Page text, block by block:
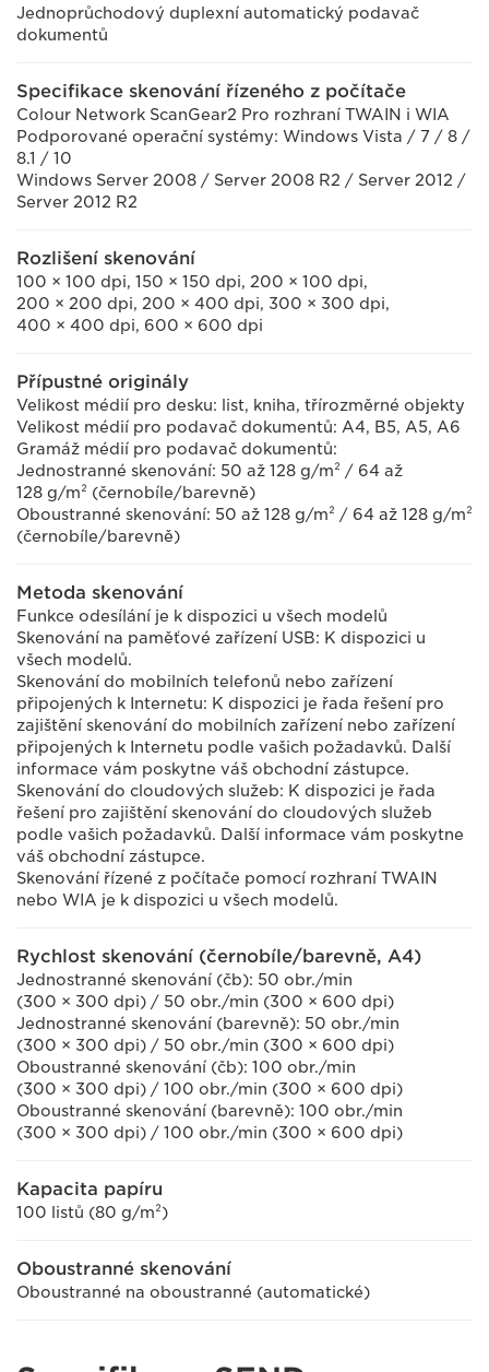
Jednoprůchodový duplexní automatický podavač
dokumentů
Specifikace skenování řízeného z počítače
Colour Network ScanGear2 Pro rozhraní TWAIN i WIA
Podporované operační systémy: Windows Vista / 7 / 8 /
8.1 / 10
Windows Server 2008 / Server 2008 R2 / Server 2012 /
Server 2012 R2
Rozlišení skenování
100 × 100 dpi, 150 × 150 dpi, 200 × 100 dpi,
200 × 200 dpi, 200 × 400 dpi, 300 × 300 dpi,
400 × 400 dpi, 600 × 600 dpi
Přípustné originály
Velikost médií pro desku: list, kniha, třírozměrné objekty
Velikost médií pro podavač dokumentů: A4, B5, A5, A6
Gramáž médií pro podavač dokumentů:
Jednostranné skenování: 50 až 128 g/m² / 64 až
128 g/m² (černobíle/barevně)
Oboustranné skenování: 50 až 128 g/m² / 64 až 128 g/m²
(černobíle/barevně)
Metoda skenování
Funkce odesílání je k dispozici u všech modelů
Skenování na paměťové zařízení USB: K dispozici u
všech modelů.
Skenování do mobilních telefonů nebo zařízení
připojených k Internetu: K dispozici je řada řešení pro
zajištění skenování do mobilních zařízení nebo zařízení
připojených k Internetu podle vašich požadavků. Další
informace vám poskytne váš obchodní zástupce.
Skenování do cloudových služeb: K dispozici je řada
řešení pro zajištění skenování do cloudových služeb
podle vašich požadavků. Další informace vám poskytne
váš obchodní zástupce.
Skenování řízené z počítače pomocí rozhraní TWAIN
nebo WIA je k dispozici u všech modelů.
Rychlost skenování (černobíle/barevně, A4)
Jednostranné skenování (čb): 50 obr./min
(300 × 300 dpi) / 50 obr./min (300 × 600 dpi)
Jednostranné skenování (barevně): 50 obr./min
(300 × 300 dpi) / 50 obr./min (300 × 600 dpi)
Oboustranné skenování (čb): 100 obr./min
(300 × 300 dpi) / 100 obr./min (300 × 600 dpi)
Oboustranné skenování (barevně): 100 obr./min
(300 × 300 dpi) / 100 obr./min (300 × 600 dpi)
Kapacita papíru
100 listů (80 g/m²)
Oboustranné skenování
Oboustranné na oboustranné (automatické)